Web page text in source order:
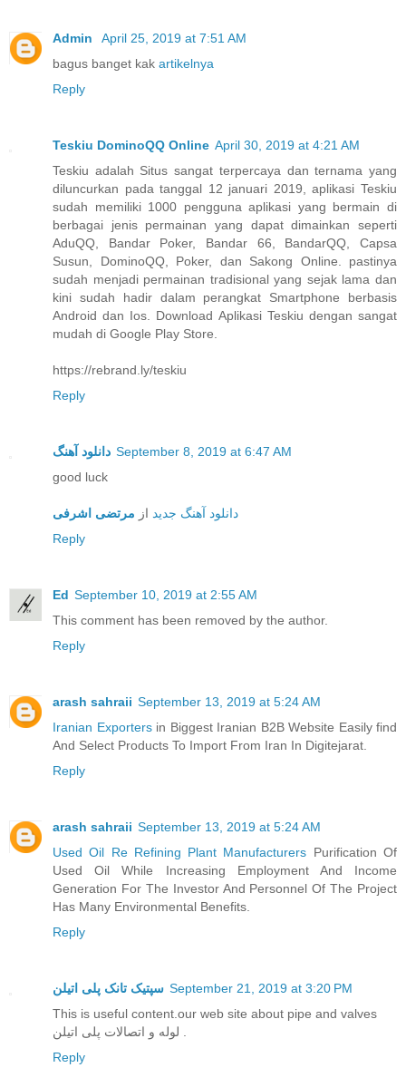
Admin
April 25, 2019 at 7:51 AM
bagus banget kak artikelnya
Reply
Teskiu DominoQQ Online April 30, 2019 at 4:21 AM
Teskiu adalah Situs sangat terpercaya dan ternama yang
diluncurkan pada tanggal 12 januari 2019, aplikasi Teskiu
sudah memiliki 1000 pengguna aplikasi yang bermain di
berbagai jenis permainan yang dapat dimainkan seperti
AduQQ, Bandar Poker, Bandar 66, BandarQQ, Capsa
Susun, DominoQQ, Poker, dan Sakong Online. pastinya
sudah menjadi permainan tradisional yang sejak lama dan
kini sudah hadir dalam perangkat Smartphone berbasis
Android dan Ios. Download Aplikasi Teskiu dengan sangat
mudah di Google Play Store.
https://rebrand.ly/teskiu
Reply
دانلود آهنگ September 8, 2019 at 6:47 AM
good luck
دانلود آهنگ جدید از مرتضی اشرفی
Reply
Ed September 10, 2019 at 2:55 AM
This comment has been removed by the author.
Reply
arash sahraii September 13, 2019 at 5:24 AM
Iranian Exportersin Biggest Iranian B2B Website Easily find
And Select Products To Import From Iran In Digitejarat.
Reply
arash sahraii September 13, 2019 at 5:24 AM
Used Oil Re Refining Plant Manufacturers Purification Of
Used Oil While Increasing Employment And Income
Generation For The Investor And Personnel Of The Project
Has Many Environmental Benefits.
Reply
سپتیک تانک پلی اتیلن September 21, 2019 at 3:20 PM
This is useful content.our web site about pipe and valves
Reply